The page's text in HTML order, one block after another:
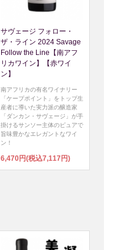
サヴェージ フォロー・
ザ・ライン 2024 Savage
Follow the Line【南アフ
リカワイン】【赤ワイ
ン】
南アフリカの有名ワイナリー
「ケープポイント」をトップ生
産者に導いた実力派の醸造家
「ダンカン・サヴェージ」が手
掛けるサンソー主体のピュアで
旨味豊かなエレガントなワイ
ン！
6,470円(税込7,117円)